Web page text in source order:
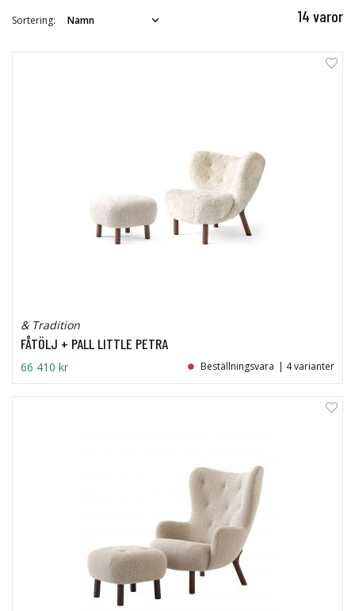
14 varor
Sortering:
& Tradition
FÅTÖLJ + PALL LITTLE PETRA
66 410 kr Beställningsvara | 4 varianter